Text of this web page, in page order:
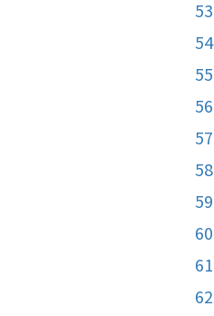
53
54
55
56
57
58
59
60
61
62